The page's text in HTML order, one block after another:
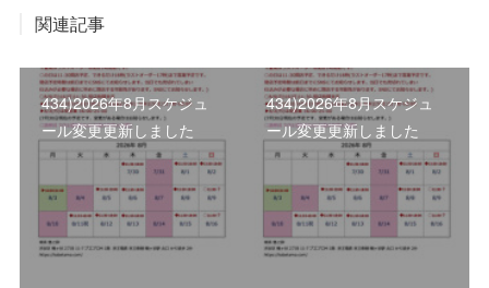
関連記事
434)2026年8月スケジュ
ール変更更新しました
434)2026年8月スケジュ
ール変更更新しました